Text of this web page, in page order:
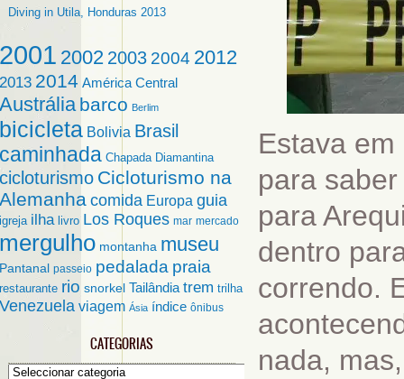
Diving in Utila, Honduras 2013
2001 2002 2003 2004 2012
2013 2014 América Central
Austrália barco Berlim
bicicleta Bolivia Brasil
caminhada Chapada Diamantina
cicloturismo Cicloturismo na
Alemanha comida Europa guia
igreja ilha livro Los Roques mar mercado
mergulho montanha museu
Pantanal passeio pedalada praia
restaurante rio snorkel Tailândia trem trilha
Venezuela viagem Ásia índice ônibus
CATEGORIAS
Categorias
Estava
para
para
dentro
correndo.
nada,